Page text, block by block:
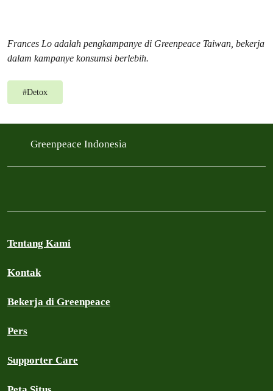
Frances Lo adalah pengkampanye di Greenpeace Taiwan, bekerja
dalam kampanye konsumsi berlebih.
#Detox
Greenpeace Indonesia
Tentang Kami
Kontak
Bekerja di Greenpeace
Pers
Supporter Care